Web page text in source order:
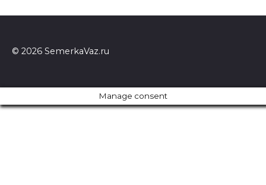
© 2026 SemerkaVaz.ru
Manage consent